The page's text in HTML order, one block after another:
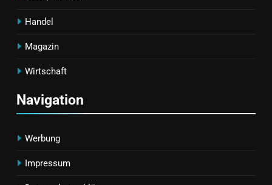
Handel
Magazin
Wirtschaft
Navigation
Werbung
Impressum